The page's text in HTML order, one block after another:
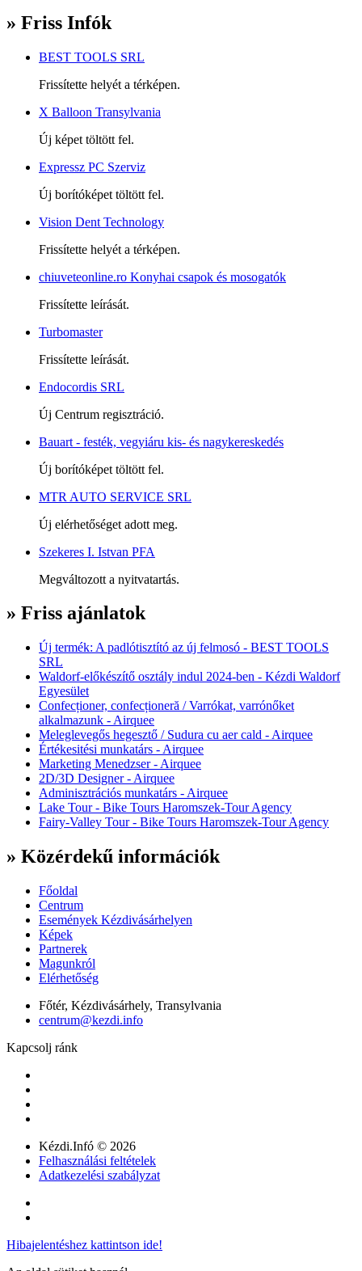
» Friss Infók
BEST TOOLS SRL
Frissítette helyét a térképen.
X Balloon Transylvania
Új képet töltött fel.
Expressz PC Szerviz
Új borítóképet töltött fel.
Vision Dent Technology
Frissítette helyét a térképen.
chiuveteonline.ro Konyhai csapok és mosogatók
Frissítette leírását.
Turbomaster
Frissítette leírását.
Endocordis SRL
Új Centrum regisztráció.
Bauart - festék, vegyiáru kis- és nagykereskedés
Új borítóképet töltött fel.
MTR AUTO SERVICE SRL
Új elérhetőséget adott meg.
Szekeres I. Istvan PFA
Megváltozott a nyitvatartás.
» Friss ajánlatok
Új termék: A padlótisztító az új felmosó - BEST TOOLS
SRL
Waldorf-előkészítő osztály indul 2024-ben - Kézdi Waldorf
Egyesület
Confecționer, confecționeră / Varrókat, varrónőket
alkalmazunk - Airquee
Meleglevegős hegesztő / Sudura cu aer cald - Airquee
Értékesitési munkatárs - Airquee
Marketing Menedzser - Airquee
2D/3D Designer - Airquee
Adminisztrációs munkatárs - Airquee
Lake Tour - Bike Tours Haromszek-Tour Agency
Fairy-Valley Tour - Bike Tours Haromszek-Tour Agency
» Közérdekű információk
Főoldal
Centrum
Események Kézdivásárhelyen
Képek
Partnerek
Magunkról
Elérhetőség
Főtér, Kézdivásárhely, Transylvania
centrum@kezdi.info
Kapcsolj ránk
Kézdi.Infó © 2026
Felhasználási feltételek
Adatkezelési szabályzat
Hibajelentéshez kattintson ide!